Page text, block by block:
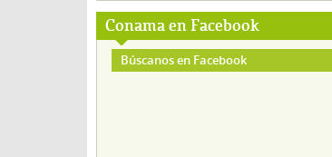
Conama en Facebook
Búscanos en Facebook